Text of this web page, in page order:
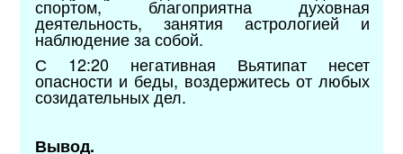
спортом, благоприятна духовная
деятельность, занятия астрологией и
наблюдение за собой.
С 12:20 негативная Вьятипат несет
опасности и беды, воздержитесь от любых
созидательных дел.
Вывод.